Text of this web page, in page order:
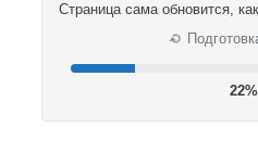
Страница сама обновится,
⟳
22%